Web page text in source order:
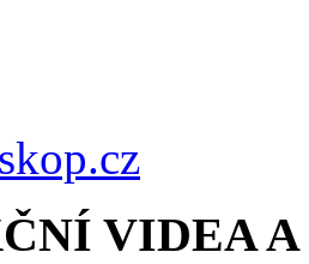
VIDEA A